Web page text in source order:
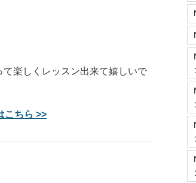
楽しくレッスン出来て嬉しいで
こちら >>